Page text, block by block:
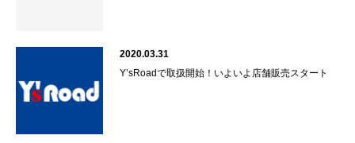
2020.03.31
Y’sRoadで取扱開始！いよいよ店舗販売スタート